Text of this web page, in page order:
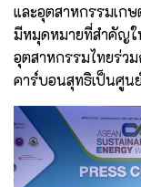
และอุตสาหกรรมเก
มีหมุดหมายที่สำคัญใ
อุตสาหกรรมไทยร่ว
คาร์บอนสุทธิเป็นศูน